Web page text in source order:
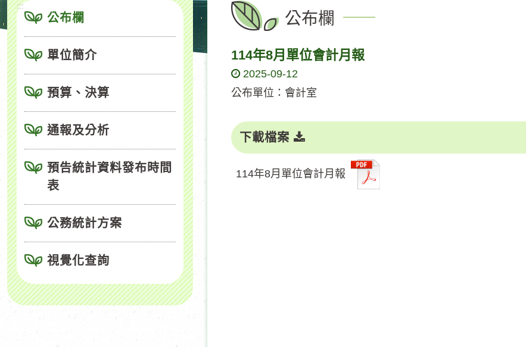
:::
公布欄
單位簡介
預算、決算
通報及分析
預告統計資料發布時間
表
公務統計方案
視覺化查詢
公布欄
114年8月單位會計月報
2025-09-12
公布單位：會計室
下載檔案
114年8月單位會計月報